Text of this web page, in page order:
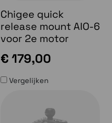
Chigee quick
release mount AIO-6
voor 2e motor
€ 179,00
Vergelijken